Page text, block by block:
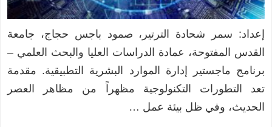
إعداد: سمر شحادة الترتير، صمود باجس حجاج، جامعة
القدس المفتوحة، عمادة الدراسات العليا والبحث العلمي –
برنامج ماجستير إدارة الموارد البشرية التطبيقية. مقدمة
تعد التطورات التكنولوجية مظهراً من مظاهر العصر
الحديث، وفي ظل بيئة عمل …